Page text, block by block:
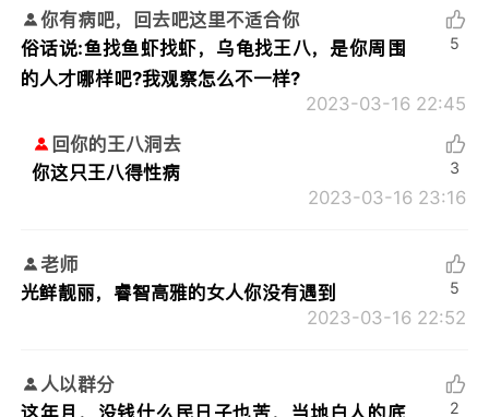
你有病吧，回去吧这里不适合你
俗话说:鱼找鱼虾找虾，乌龟找王八，是你周围
的人才哪样吧?我观察怎么不一样?
2023-03-16 22:45
5
回你的王八洞去
你这只王八得性病
2023-03-16 23:16
3
老师
光鲜靓丽，睿智高雅的女人你没有遇到
2023-03-16 22:52
5
人以群分
这年月，没钱什么民日子也苦，当地白人的底
2